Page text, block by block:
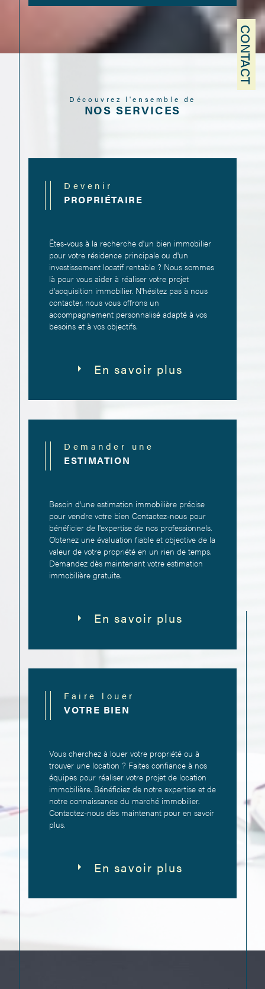
CONTACT
Découvrez l'ensemble de
Devenir
Êtes-vous à la recherche d'un bien immobilier
pour votre résidence principale ou d'un
investissement locatif rentable ? Nous sommes
là pour vous aider à réaliser votre projet
d'acquisition immobilier. N'hésitez pas à nous
contacter, nous vous offrons un
accompagnement personnalisé adapté à vos
En savoir plus
Demander une
Besoin d'une estimation immobilière précise
pour vendre votre bien Contactez-nous pour
bénéficier de l'expertise de nos professionnels.
Obtenez une évaluation fiable et objective de la
valeur de votre propriété en un rien de temps.
Demandez dès maintenant votre estimation
En savoir plus
Faire louer
Vous cherchez à louer votre propriété ou à
trouver une location ? Faites confiance à nos
équipes pour réaliser votre projet de location
immobilière. Bénéficiez de notre expertise et de
notre connaissance du marché immobilier.
Contactez-nous dès maintenant pour en savoir
En savoir plus